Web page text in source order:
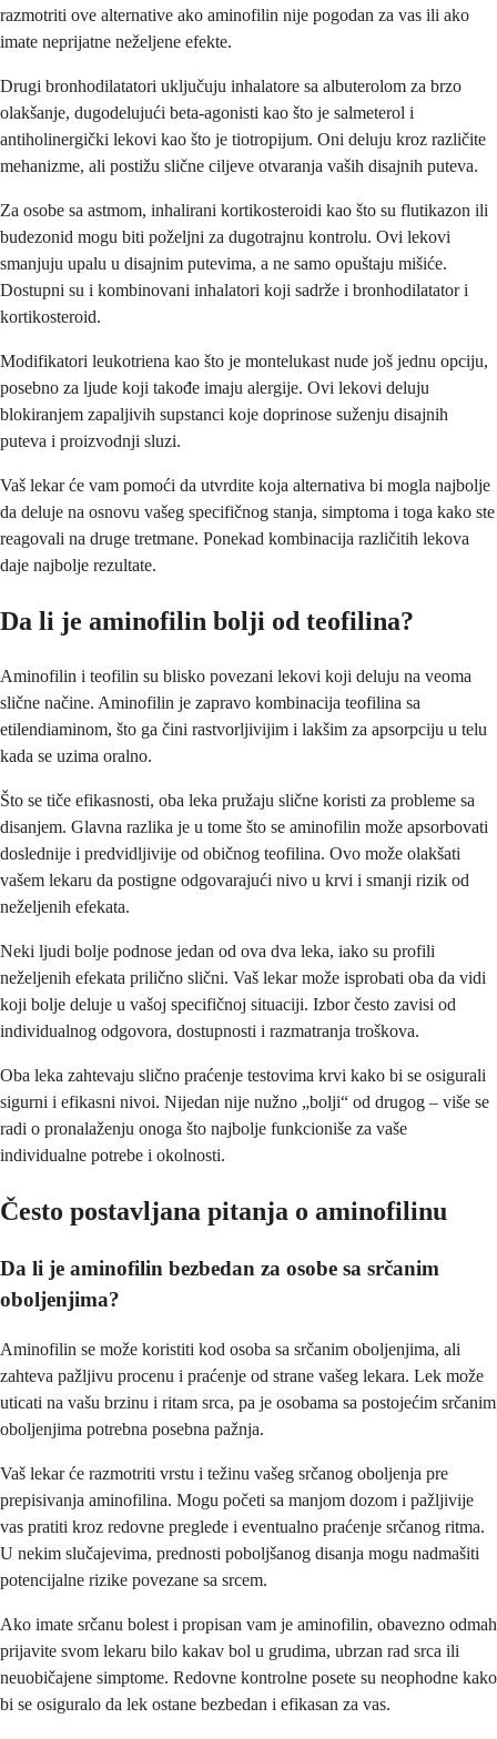
razmotriti ove alternative ako aminofilin nije pogodan za vas ili ako
imate neprijatne neželjene efekte.
Drugi bronhodilatatori uključuju inhalatore sa albuterolom za brzo
olakšanje, dugodelujući beta-agonisti kao što je salmeterol i
antiholinergički lekovi kao što je tiotropijum. Oni deluju kroz različite
mehanizme, ali postižu slične ciljeve otvaranja vaših disajnih puteva.
Za osobe sa astmom, inhalirani kortikosteroidi kao što su flutikazon ili
budezonid mogu biti poželjni za dugotrajnu kontrolu. Ovi lekovi
smanjuju upalu u disajnim putevima, a ne samo opuštaju mišiće.
Dostupni su i kombinovani inhalatori koji sadrže i bronhodilatator i
kortikosteroid.
Modifikatori leukotriena kao što je montelukast nude još jednu opciju,
posebno za ljude koji takođe imaju alergije. Ovi lekovi deluju
blokiranjem zapaljivih supstanci koje doprinose suženju disajnih
puteva i proizvodnji sluzi.
Vaš lekar će vam pomoći da utvrdite koja alternativa bi mogla najbolje
da deluje na osnovu vašeg specifičnog stanja, simptoma i toga kako ste
reagovali na druge tretmane. Ponekad kombinacija različitih lekova
daje najbolje rezultate.
Da li je aminofilin bolji od teofilina?
Aminofilin i teofilin su blisko povezani lekovi koji deluju na veoma
slične načine. Aminofilin je zapravo kombinacija teofilina sa
etilendiaminom, što ga čini rastvorljivijim i lakšim za apsorpciju u telu
kada se uzima oralno.
Što se tiče efikasnosti, oba leka pružaju slične koristi za probleme sa
disanjem. Glavna razlika je u tome što se aminofilin može apsorbovati
doslednije i predvidljivije od običnog teofilina. Ovo može olakšati
vašem lekaru da postigne odgovarajući nivo u krvi i smanji rizik od
neželjenih efekata.
Neki ljudi bolje podnose jedan od ova dva leka, iako su profili
neželjenih efekata prilično slični. Vaš lekar može isprobati oba da vidi
koji bolje deluje u vašoj specifičnoj situaciji. Izbor često zavisi od
individualnog odgovora, dostupnosti i razmatranja troškova.
Oba leka zahtevaju slično praćenje testovima krvi kako bi se osigurali
sigurni i efikasni nivoi. Nijedan nije nužno „bolji“ od drugog – više se
radi o pronalaženju onoga što najbolje funkcioniše za vaše
individualne potrebe i okolnosti.
Često postavljana pitanja o aminofilinu
Da li je aminofilin bezbedan za osobe sa srčanim
oboljenjima?
Aminofilin se može koristiti kod osoba sa srčanim oboljenjima, ali
zahteva pažljivu procenu i praćenje od strane vašeg lekara. Lek može
uticati na vašu brzinu i ritam srca, pa je osobama sa postojećim srčanim
oboljenjima potrebna posebna pažnja.
Vaš lekar će razmotriti vrstu i težinu vašeg srčanog oboljenja pre
prepisivanja aminofilina. Mogu početi sa manjom dozom i pažljivije
vas pratiti kroz redovne preglede i eventualno praćenje srčanog ritma.
U nekim slučajevima, prednosti poboljšanog disanja mogu nadmašiti
potencijalne rizike povezane sa srcem.
Ako imate srčanu bolest i propisan vam je aminofilin, obavezno odmah
prijavite svom lekaru bilo kakav bol u grudima, ubrzan rad srca ili
neuobičajene simptome. Redovne kontrolne posete su neophodne kako
bi se osiguralo da lek ostane bezbedan i efikasan za vas.